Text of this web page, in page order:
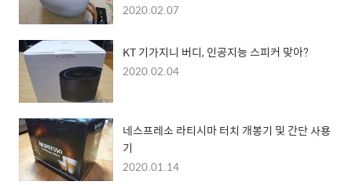
2020.02.07
KT 기가지니 버디, 인공지능 스피커 맞아?
2020.02.04
네스프레소 라티시마 터치 개봉기 및 간단 사용
기
2020.01.14